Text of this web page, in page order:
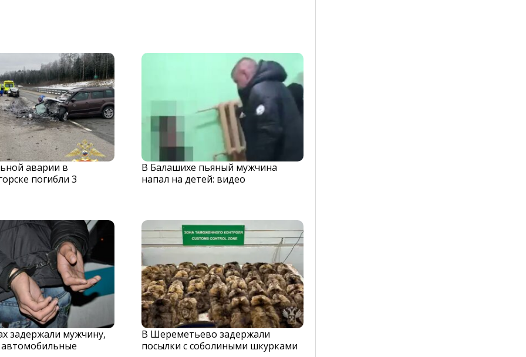
аварии в
погибли 3
В Балашихе пьяный мужчина
напал на детей: видео
задержали мужчину,
В Шереметьево задержали
посылки с соболиными шкурками